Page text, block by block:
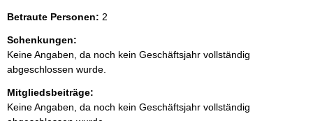
Betraute Personen: 2
Schenkungen:
Keine Angaben, da noch kein Geschäftsjahr vollständig
abgeschlossen wurde.
Mitgliedsbeiträge:
Keine Angaben, da noch kein Geschäftsjahr vollständig